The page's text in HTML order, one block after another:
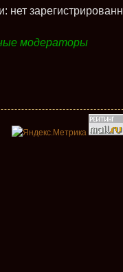
нет
модераторы